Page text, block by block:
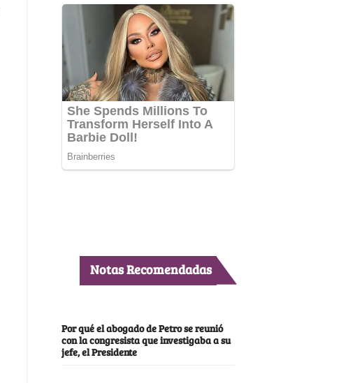
Notas Recomendadas
Por qué el abogado de Petro se reunió
con la congresista que investigaba a su
jefe, el Presidente